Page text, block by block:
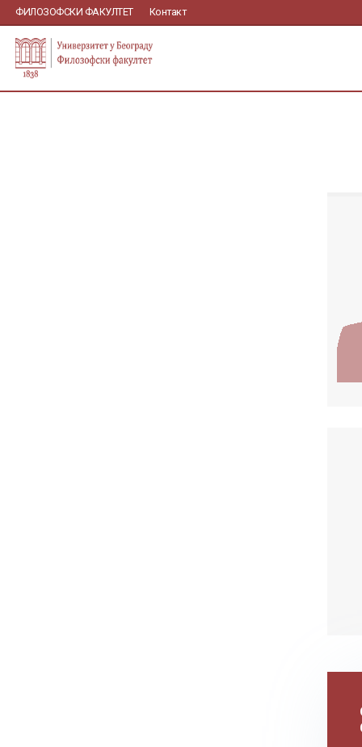
ФИЛОЗОФСКИ ФАКУЛТЕТ Контакт